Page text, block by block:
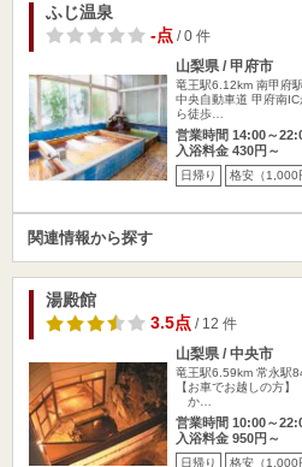
ふじ温泉
-点/ 0 件
山梨県 / 甲府市
竜王駅6.12km 南甲府
中央自動車道 甲府南
ら徒歩…
営業時間 14:00～
入浴料金 430円～
日帰り 格安（1,000
関連情報から探す
湯殿館
3.5点/ 12 件
山梨県 / 中央市
竜王駅6.59km 常永駅
【お車でお越しの方
か…
営業時間 10:00～
入浴料金 950円～
日帰り 格安（1,000